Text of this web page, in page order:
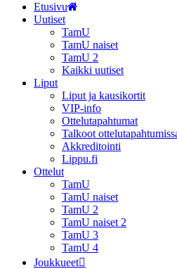
Etusivu
Uutiset
TamU
TamU naiset
TamU 2
Kaikki uutiset
Liput
Liput ja kausikortit
VIP-info
Ottelutapahtumat
Talkoot
Akkreditointi
Lippu.fi
Ottelut
TamU
TamU naiset
TamU 2
TamU naiset 2
TamU 3
TamU 4
Joukkueet